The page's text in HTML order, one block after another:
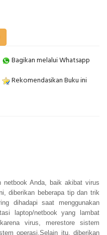
Bagikan melalui Whatsapp
Rekomendasikan Buku ini
netbook Anda, baik akibat virus
diberikan beberapa tip dan trik
dihadapi saat menggunakan
laptop/netbook yang lambat
virus, merestore sistem
operasi.Selain itu, diberikan